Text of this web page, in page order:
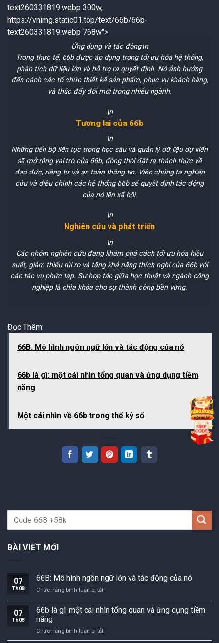
text260331819.webp 300w,
https://vnimg.static01.top/text/66b/66b-
text260331819.webp 768w">
Ứng dụng và tác động\n
Trong thực tế, 66b được áp dụng trong tối ưu hóa hệ thống,
phân tích dữ liệu lớn và hỗ trợ ra quyết định. Nó ảnh hưởng
đến cách các tổ chức thiết kế sản phẩm, phục vụ khách hàng,
và thúc đẩy đổi mới trong nhiều ngành.
\n
Tương lai của 66b
\n
Những tiến bộ liên tục trong học sâu và quản lý dữ liệu dự kiến
sẽ mở rộng vai trò của 66b, đồng thời đặt ra thách thức về
đạo đức, riêng tư và an toàn thông tin. Việc chúng ta nghiên
cứu và điều chỉnh các hệ thống 66b sẽ quyết định tác động
của nó lên xã hội.
\n
Nghiên cứu và phát triển
\n
Các nhóm nghiên cứu đang khám phá cách tối ưu hóa hiệu
suất, giảm thiểu rủi ro và tăng khả năng thích nghi của 66b với
các tác vụ phức tạp. Sự hợp tác giữa học thuật và ngành công
nghiệp là chìa khóa cho sự thành công bền vững.
Đọc Thêm:
66B: Mô hình ngôn ngữ lớn và tác động của nó
66b là gì: một cái nhìn tổng quan và ứng dụng tiềm
năng
Một cái nhìn về 66b trong thế kỷ số
BÀI VIẾT MỚI
07
Th08
66B: Mô hình ngôn ngữ lớn và tác động của nó
Chức năng bình luận bị tắt66B:
hình
ngôn
lớn
và
07
Th08
66b là gì: một cái nhìn tổng quan và ứng dụng tiềm
năng
Chức năng bình luận bị tắt66b
là